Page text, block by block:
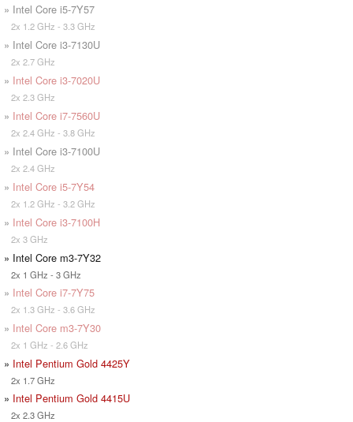
» Intel Core i5-7Y57
2x 1.2 GHz - 3.3 GHz
» Intel Core i3-7130U
2x 2.7 GHz
» Intel Core i3-7020U
2x 2.3 GHz
» Intel Core i7-7560U
2x 2.4 GHz - 3.8 GHz
» Intel Core i3-7100U
2x 2.4 GHz
» Intel Core i5-7Y54
2x 1.2 GHz - 3.2 GHz
» Intel Core i3-7100H
2x 3 GHz
» Intel Core m3-7Y32
2x 1 GHz - 3 GHz
» Intel Core i7-7Y75
2x 1.3 GHz - 3.6 GHz
» Intel Core m3-7Y30
2x 1 GHz - 2.6 GHz
» Intel Pentium Gold 4425Y
2x 1.7 GHz
» Intel Pentium Gold 4415U
2x 2.3 GHz